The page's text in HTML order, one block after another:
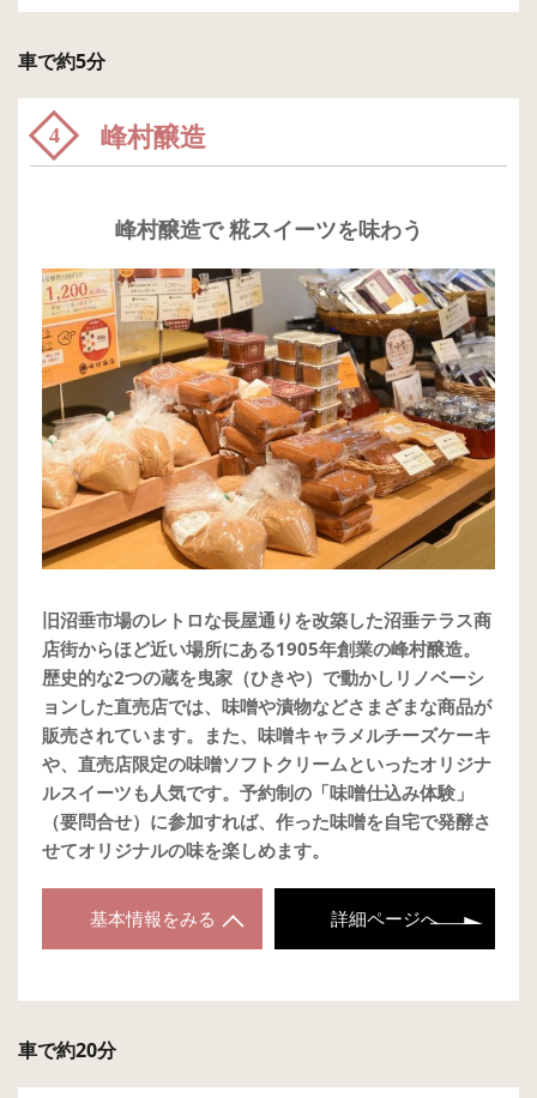
車で約5分
4 峰村醸造
峰村醸造で 糀スイーツを味わう
旧沼垂市場のレトロな長屋通りを改築した沼垂テラス商
店街からほど近い場所にある1905年創業の峰村醸造。
歴史的な2つの蔵を曳家（ひきや）で動かしリノベーシ
ョンした直売店では、味噌や漬物などさまざまな商品が
販売されています。また、味噌キャラメルチーズケーキ
や、直売店限定の味噌ソフトクリームといったオリジナ
ルスイーツも人気です。予約制の「味噌仕込み体験」
（要問合せ）に参加すれば、作った味噌を自宅で発酵さ
せてオリジナルの味を楽しめます。
基本情報をみる 詳細ページへ
車で約20分